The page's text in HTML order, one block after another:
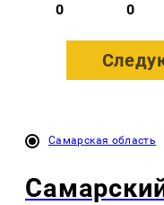
0 0
Самарская область